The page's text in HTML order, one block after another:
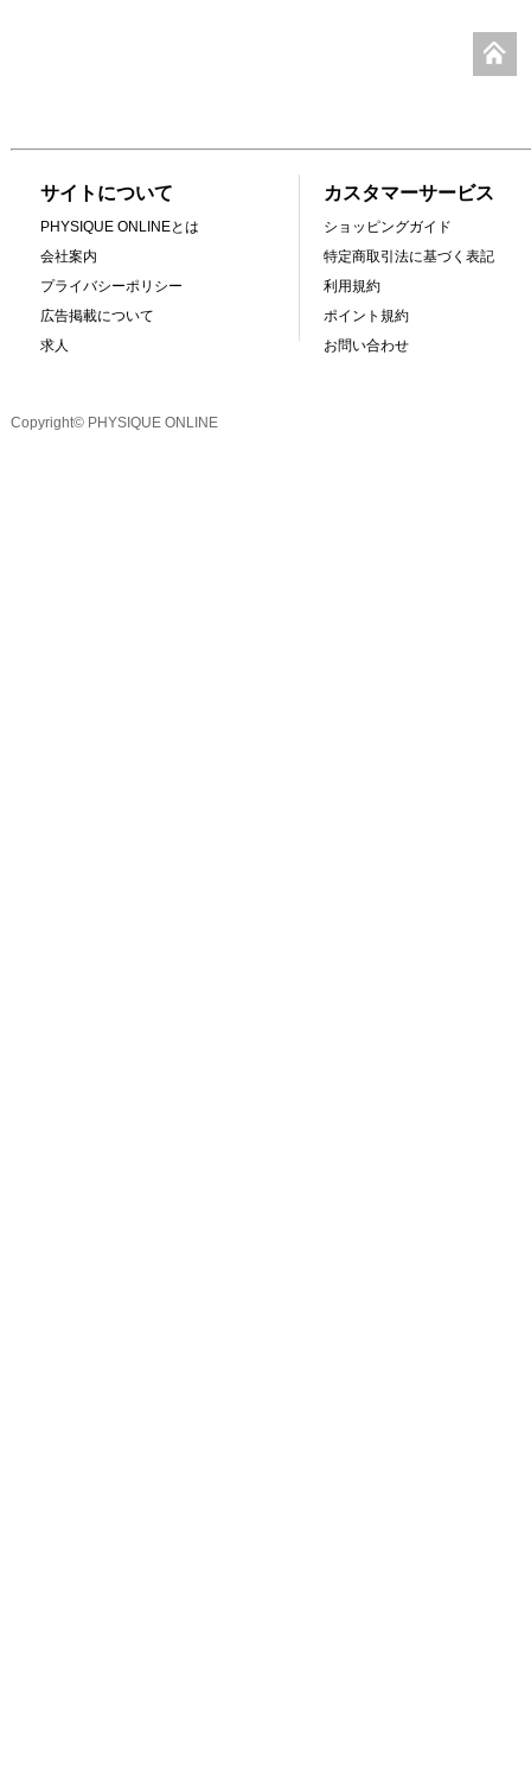
サイトについて
PHYSIQUE ONLINEとは
会社案内
プライバシーポリシー
広告掲載について
求人
カスタマーサービス
ショッピングガイド
特定商取引法に基づく表記
利用規約
ポイント規約
お問い合わせ
Copyright© PHYSIQUE ONLINE